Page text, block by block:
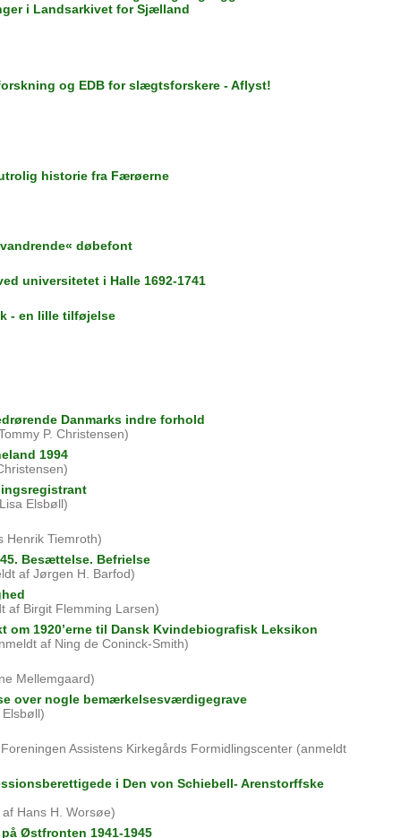
i Landsarkivet for Sjælland
og EDB for slægtsforskere - Aflyst!
historie fra Færøerne
døbefont
universitetet i Halle 1692-1741
- en lille tilføjelse
Danmarks indre forhold
P. Christensen)
1994
Elsbøll)
Henrik Tiemroth)
Besættelse. Befrielse
af Jørgen H. Barfod)
af Birgit Flemming Larsen)
om 1920’erne til Dansk Kvindebiografisk Leksikon
af Ning de Coninck-Smith)
Mellemgaard)
over nogle bemærkelsesværdigegrave
Assistens Kirkegårds Formidlingscenter (anmeldt
i Den von Schiebell- Arenstorffske
Hans H. Worsøe)
Østfronten 1941-1945